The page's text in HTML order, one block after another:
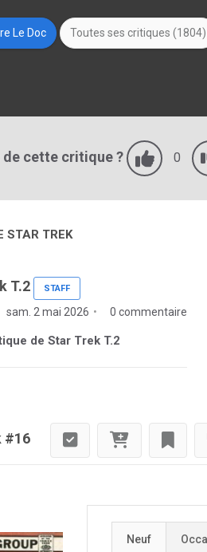
Le Doc Toutes ses critiques (1804)
de cette critique ? 0
STAR TREK
T.2 STAFF
sam. 2 mai 2026 0 commentaire
de Star Trek T.2
#16
Neuf